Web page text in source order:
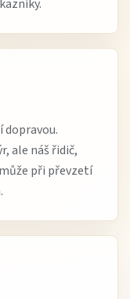
dopravou.
ale náš řidič,
při převzetí